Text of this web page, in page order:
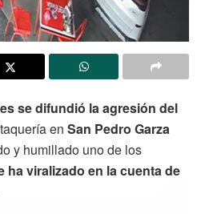
se difundió la agresión del
en San Pedro Garza
y humillado uno de los
ha viralizado en la cuenta de